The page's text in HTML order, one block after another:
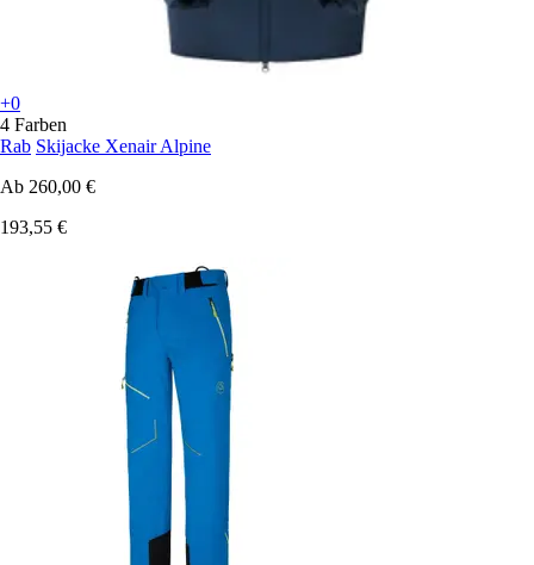
+0
4 Farben
Rab Skijacke Xenair Alpine
Ab 260,00 €
193,55 €